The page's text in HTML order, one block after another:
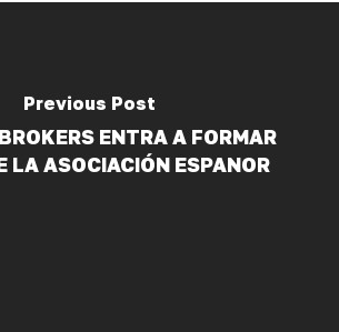
Previous Post
ENTRA A FORMAR
LA ASOCIACIÓN ESPANOR